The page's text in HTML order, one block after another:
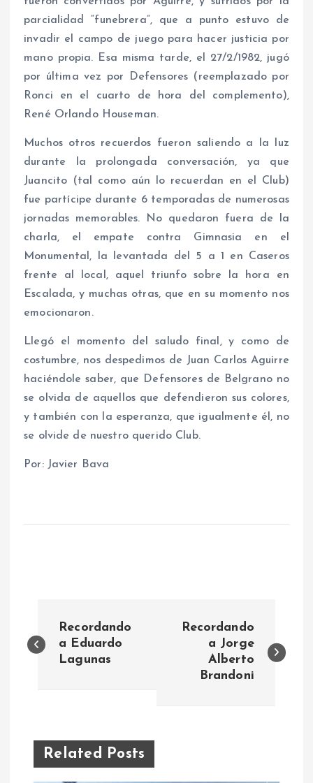
parcialidad “funebrera”, que a punto estuvo de
invadir el campo de juego para hacer justicia por
mano propia. Esa misma tarde, el 27/2/1982, jugó
por última vez por Defensores (reemplazado por
Ronci en el cuarto de hora del complemento),
René Orlando Houseman.
Muchos otros recuerdos fueron saliendo a la luz
durante la prolongada conversación, ya que
Juancito (tal como aún lo recuerdan en el Club)
fue partícipe durante 6 temporadas de numerosas
jornadas memorables. No quedaron fuera de la
charla, el empate contra Gimnasia en el
Monumental, la levantada del 5 a 1 en Caseros
frente al local, aquel triunfo sobre la hora en
Escalada, y muchas otras, que en su momento nos
emocionaron.
Llegó el momento del saludo final, y como de
costumbre, nos despedimos de Juan Carlos Aguirre
haciéndole saber, que Defensores de Belgrano no
se olvida de aquellos que defendieron sus colores,
y también con la esperanza, que igualmente él, no
se olvide de nuestro querido Club.
Por: Javier Bava
a
Recordando
a Eduardo
Lagunas
Recordando
a Jorge
Alberto
Brandoni
Related Posts